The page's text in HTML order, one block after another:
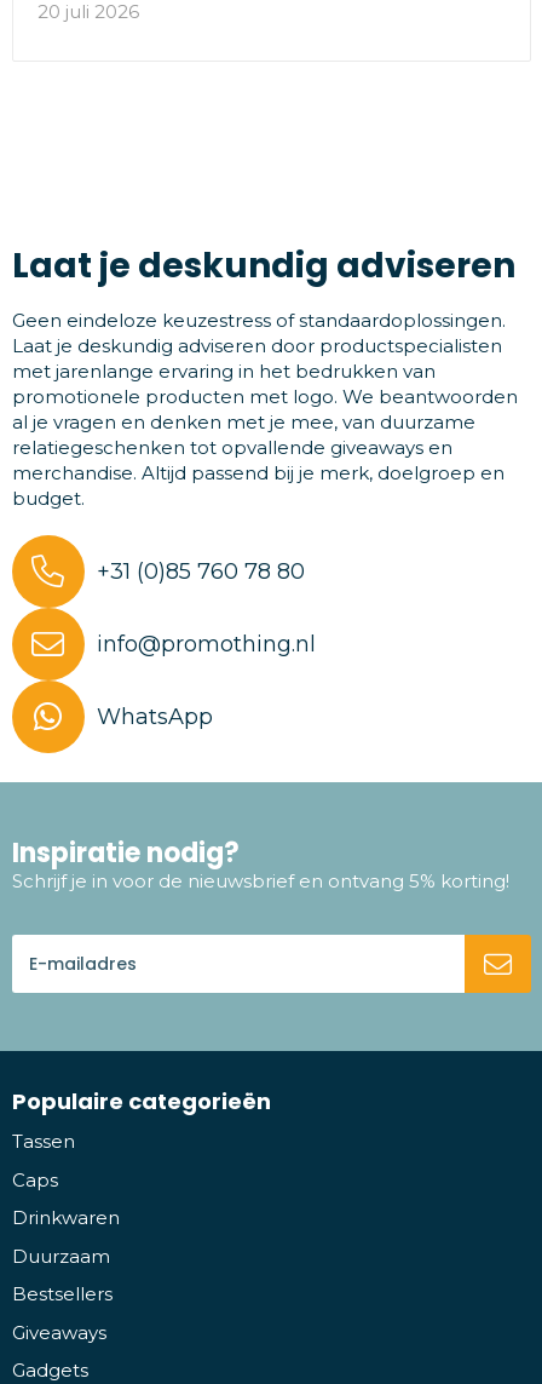
20 juli 2026
Laat je deskundig adviseren
Geen eindeloze keuzestress of standaardoplossingen.
Laat je deskundig adviseren door productspecialisten
met jarenlange ervaring in het bedrukken van
promotionele producten met logo. We beantwoorden
al je vragen en denken met je mee, van duurzame
relatiegeschenken tot opvallende giveaways en
merchandise. Altijd passend bij je merk, doelgroep en
budget.
+31 (0)85 760 78 80
info@promothing.nl
WhatsApp
Inspiratie nodig?
Schrijf je in voor de nieuwsbrief en ontvang 5% korting!
Populaire categorieën
Tassen
Caps
Drinkwaren
Duurzaam
Bestsellers
Giveaways
Gadgets